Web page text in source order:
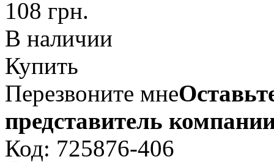
108 грн.
В наличии
Купить
Перезвоните мне
представитель
Код: 725876-406